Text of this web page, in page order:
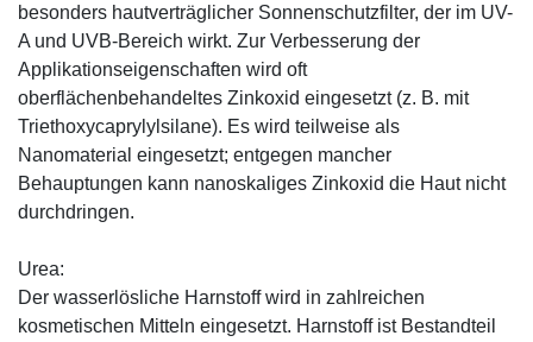
besonders hautverträglicher Sonnenschutzfilter, der im UV-
A und UVB-Bereich wirkt. Zur Verbesserung der
Applikationseigenschaften wird oft
oberflächenbehandeltes Zinkoxid eingesetzt (z. B. mit
Triethoxycaprylylsilane). Es wird teilweise als
Nanomaterial eingesetzt; entgegen mancher
Behauptungen kann nanoskaliges Zinkoxid die Haut nicht
durchdringen.
Urea:
Der wasserlösliche Harnstoff wird in zahlreichen
kosmetischen Mitteln eingesetzt. Harnstoff ist Bestandteil